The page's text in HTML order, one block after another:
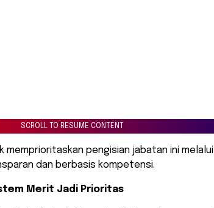
SCROLL TO RESUME CONTENT
memprioritaskan pengisian jabatan ini melalui
dan berbasis kompetensi.
Merit Jadi Prioritas